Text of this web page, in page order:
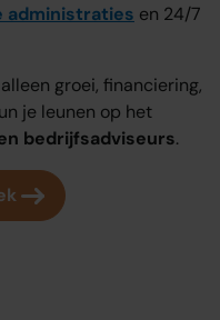
administraties en 24/7
groei, financiering,
je leunen op het
bedrijfsadviseurs.